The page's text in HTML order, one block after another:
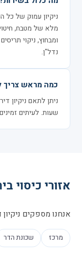
ניקיון עמוק של כל
מלא של מטבח, חיטוי
ומבחוץ, ניקוי
נדל"ן.
כמה מראש צריך
שעות. לעיתים
אזורי כיסוי
אנחנו מספקים ניקיון
מרכז שכונת הדר